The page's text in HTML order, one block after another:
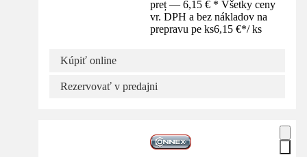
preț — 6,15 € * Všetky ceny
vr. DPH a bez nákladov na
prepravu pe ks6,15 €*/ ks
Kúpiť online
Rezervovať v predajni